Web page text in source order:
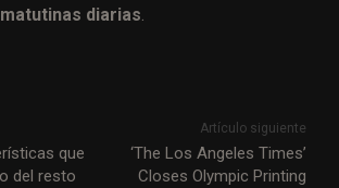
diarias.
que
del resto
Artículo siguiente
‘The Los Angeles Times’
Closes Olympic Printing